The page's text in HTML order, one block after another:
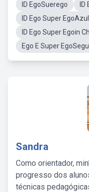
ID EgoSuerego
ID Ego Super EgoAzul
ID Ego Super Egoin
Ego E Super
Sandra
Como orientador,
progresso dos
técnicas